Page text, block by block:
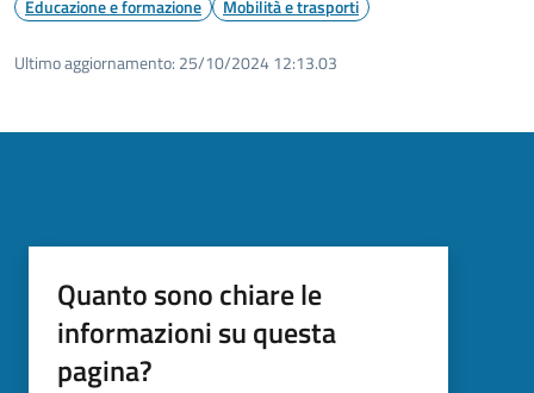
Educazione e formazione Mobilità e trasporti
Ultimo aggiornamento: 25/10/2024 12:13.03
Quanto sono chiare le
informazioni su questa
pagina?